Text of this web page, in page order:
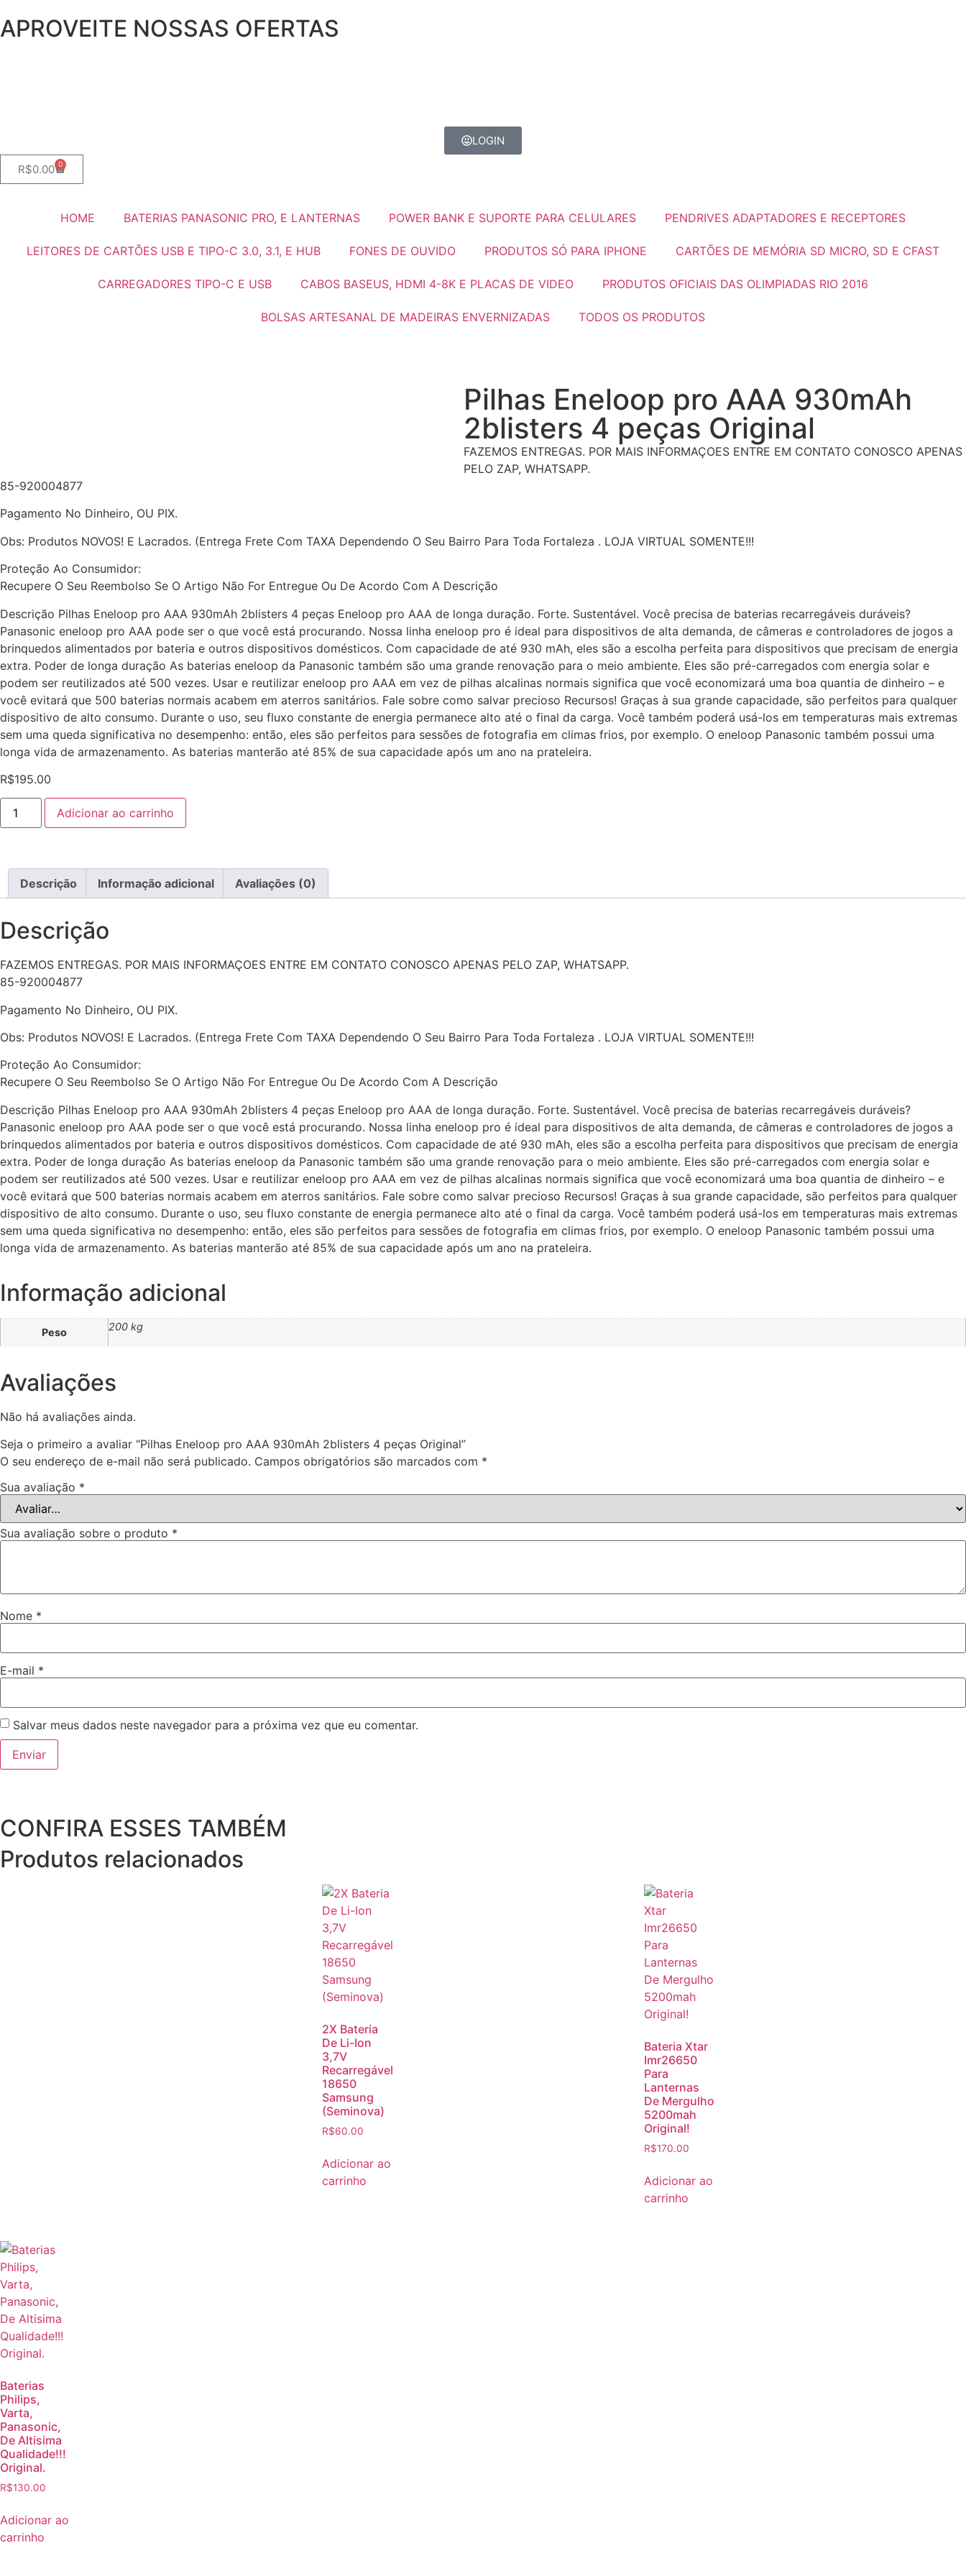
APROVEITE NOSSAS OFERTAS
LOGIN
R$0.00 0
HOME BATERIAS PANASONIC PRO, E LANTERNAS POWER BANK E SUPORTE PARA CELULARES PENDRIVES ADAPTADORES E RECEPTORES
LEITORES DE CARTÕES USB E TIPO-C 3.0, 3.1, E HUB FONES DE OUVIDO PRODUTOS SÓ PARA IPHONE CARTÕES DE MEMÓRIA SD MICRO, SD E CFAST
CARREGADORES TIPO-C E USB CABOS BASEUS, HDMI 4-8K E PLACAS DE VIDEO PRODUTOS OFICIAIS DAS OLIMPIADAS RIO 2016
BOLSAS ARTESANAL DE MADEIRAS ENVERNIZADAS TODOS OS PRODUTOS
Pilhas Eneloop pro AAA 930mAh
2blisters 4 peças Original
FAZEMOS ENTREGAS. POR MAIS INFORMAÇOES ENTRE EM CONTATO CONOSCO APENAS
PELO ZAP, WHATSAPP.
85-920004877
Pagamento No Dinheiro, OU PIX.
Obs: Produtos NOVOS! E Lacrados. (Entrega Frete Com TAXA Dependendo O Seu Bairro Para Toda Fortaleza . LOJA VIRTUAL SOMENTE!!!
Proteção Ao Consumidor:
Recupere O Seu Reembolso Se O Artigo Não For Entregue Ou De Acordo Com A Descrição
Descrição Pilhas Eneloop pro AAA 930mAh 2blisters 4 peças Eneloop pro AAA de longa duração. Forte. Sustentável. Você precisa de baterias recarregáveis duráveis?
Panasonic eneloop pro AAA pode ser o que você está procurando. Nossa linha eneloop pro é ideal para dispositivos de alta demanda, de câmeras e controladores de jogos a
brinquedos alimentados por bateria e outros dispositivos domésticos. Com capacidade de até 930 mAh, eles são a escolha perfeita para dispositivos que precisam de energia
extra. Poder de longa duração As baterias eneloop da Panasonic também são uma grande renovação para o meio ambiente. Eles são pré-carregados com energia solar e
podem ser reutilizados até 500 vezes. Usar e reutilizar eneloop pro AAA em vez de pilhas alcalinas normais significa que você economizará uma boa quantia de dinheiro – e
você evitará que 500 baterias normais acabem em aterros sanitários. Fale sobre como salvar precioso Recursos! Graças à sua grande capacidade, são perfeitos para qualquer
dispositivo de alto consumo. Durante o uso, seu fluxo constante de energia permanece alto até o final da carga. Você também poderá usá-los em temperaturas mais extremas
sem uma queda significativa no desempenho: então, eles são perfeitos para sessões de fotografia em climas frios, por exemplo. O eneloop Panasonic também possui uma
longa vida de armazenamento. As baterias manterão até 85% de sua capacidade após um ano na prateleira.
R$195.00
Adicionar ao carrinho
Descrição Informação adicional Avaliações (0)
Descrição
FAZEMOS ENTREGAS. POR MAIS INFORMAÇOES ENTRE EM CONTATO CONOSCO APENAS PELO ZAP, WHATSAPP.
85-920004877
Pagamento No Dinheiro, OU PIX.
Obs: Produtos NOVOS! E Lacrados. (Entrega Frete Com TAXA Dependendo O Seu Bairro Para Toda Fortaleza . LOJA VIRTUAL SOMENTE!!!
Proteção Ao Consumidor:
Recupere O Seu Reembolso Se O Artigo Não For Entregue Ou De Acordo Com A Descrição
Descrição Pilhas Eneloop pro AAA 930mAh 2blisters 4 peças Eneloop pro AAA de longa duração. Forte. Sustentável. Você precisa de baterias recarregáveis duráveis?
Panasonic eneloop pro AAA pode ser o que você está procurando. Nossa linha eneloop pro é ideal para dispositivos de alta demanda, de câmeras e controladores de jogos a
brinquedos alimentados por bateria e outros dispositivos domésticos. Com capacidade de até 930 mAh, eles são a escolha perfeita para dispositivos que precisam de energia
extra. Poder de longa duração As baterias eneloop da Panasonic também são uma grande renovação para o meio ambiente. Eles são pré-carregados com energia solar e
podem ser reutilizados até 500 vezes. Usar e reutilizar eneloop pro AAA em vez de pilhas alcalinas normais significa que você economizará uma boa quantia de dinheiro – e
você evitará que 500 baterias normais acabem em aterros sanitários. Fale sobre como salvar precioso Recursos! Graças à sua grande capacidade, são perfeitos para qualquer
dispositivo de alto consumo. Durante o uso, seu fluxo constante de energia permanece alto até o final da carga. Você também poderá usá-los em temperaturas mais extremas
sem uma queda significativa no desempenho: então, eles são perfeitos para sessões de fotografia em climas frios, por exemplo. O eneloop Panasonic também possui uma
longa vida de armazenamento. As baterias manterão até 85% de sua capacidade após um ano na prateleira.
Informação adicional
Peso 200 kg
Avaliações
Não há avaliações ainda.
Seja o primeiro a avaliar “Pilhas Eneloop pro AAA 930mAh 2blisters 4 peças Original”
O seu endereço de e-mail não será publicado. Campos obrigatórios são marcados com *
Sua avaliação *
Sua avaliação sobre o produto *
Nome *
E-mail *
Salvar meus dados neste navegador para a próxima vez que eu comentar.
CONFIRA ESSES TAMBÉM
Produtos relacionados
2X Bateria
De Li-Ion
3,7V
Recarregável
18650
Samsung
(Seminova)
R$60.00
Adicionar ao
carrinho
Bateria Xtar
Imr26650
Para
Lanternas
De Mergulho
5200mah
Original!
R$170.00
Adicionar ao
carrinho
Baterias
Philips,
Varta,
Panasonic,
De Altisima
Qualidade!!!
Original.
R$130.00
Adicionar ao
carrinho